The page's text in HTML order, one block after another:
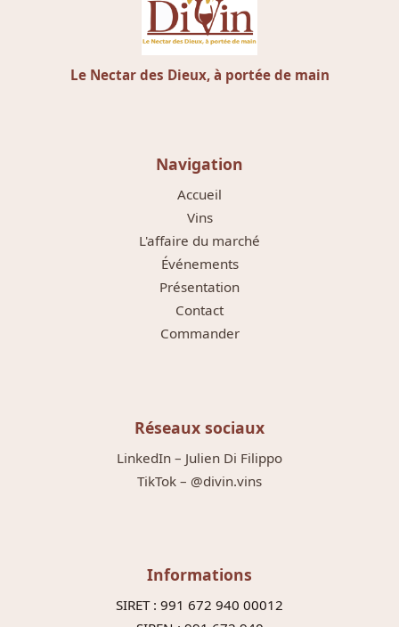
Le Nectar des Dieux, à portée de main
Navigation
Accueil
Vins
L'affaire du marché
Événements
Présentation
Contact
Commander
Réseaux sociaux
LinkedIn – Julien Di Filippo
TikTok – @divin.vins
Informations
SIRET : 991 672 940 00012